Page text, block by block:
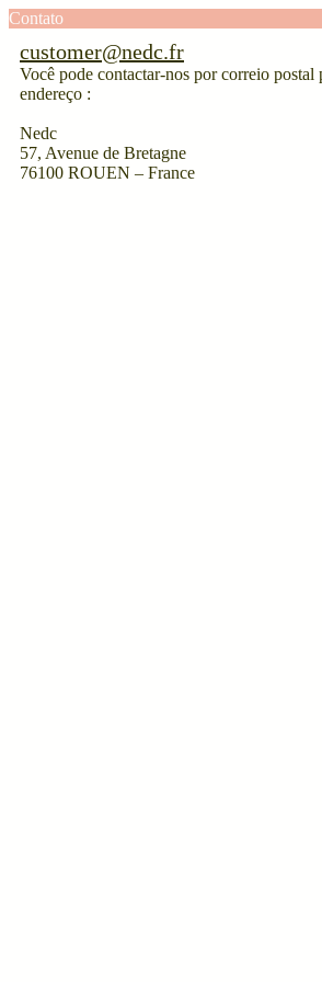
Contato
customer@nedc.fr
Você pode contactar-nos por correio postal
endereço :
Nedc
57, Avenue de Bretagne
76100 ROUEN – France